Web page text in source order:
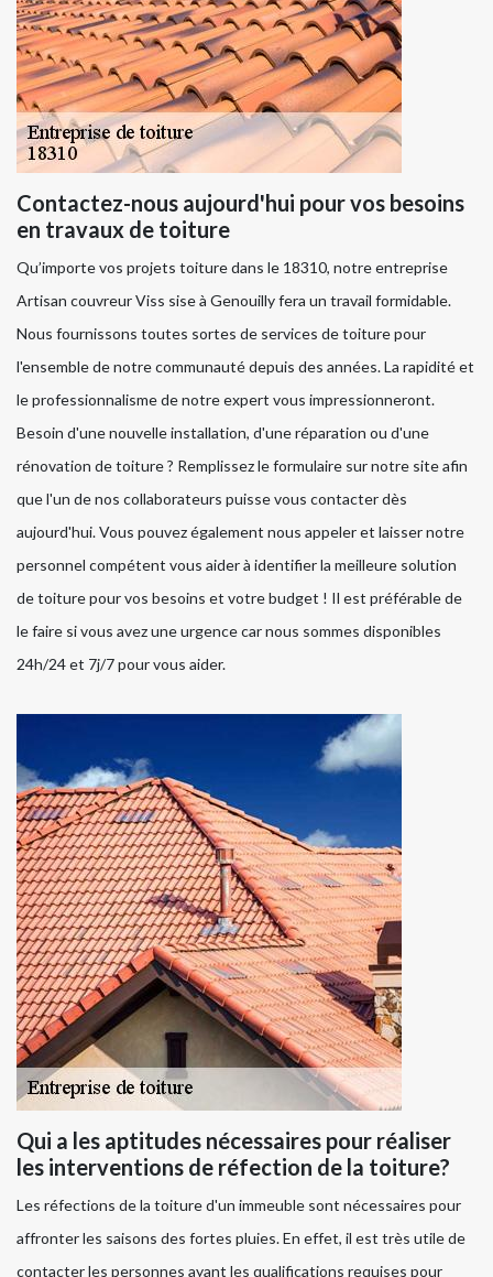
Contactez-nous aujourd'hui pour vos besoins
en travaux de toiture
Qu’importe vos projets toiture dans le 18310, notre entreprise
Artisan couvreur Viss sise à Genouilly fera un travail formidable.
Nous fournissons toutes sortes de services de toiture pour
l'ensemble de notre communauté depuis des années. La rapidité et
le professionnalisme de notre expert vous impressionneront.
Besoin d'une nouvelle installation, d'une réparation ou d'une
rénovation de toiture ? Remplissez le formulaire sur notre site afin
que l'un de nos collaborateurs puisse vous contacter dès
aujourd'hui. Vous pouvez également nous appeler et laisser notre
personnel compétent vous aider à identifier la meilleure solution
de toiture pour vos besoins et votre budget ! Il est préférable de
le faire si vous avez une urgence car nous sommes disponibles
24h/24 et 7j/7 pour vous aider.
Qui a les aptitudes nécessaires pour réaliser
les interventions de réfection de la toiture?
Les réfections de la toiture d'un immeuble sont nécessaires pour
affronter les saisons des fortes pluies. En effet, il est très utile de
contacter les personnes ayant les qualifications requises pour